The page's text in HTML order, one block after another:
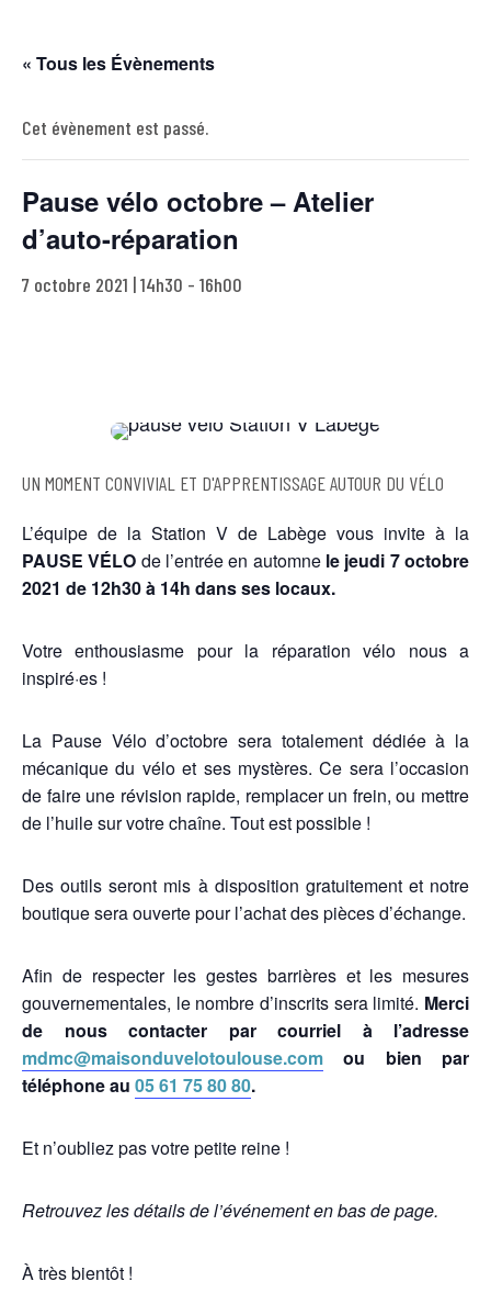
« Tous les Évènements
Cet évènement est passé.
Pause vélo octobre – Atelier
d’auto-réparation
7 octobre 2021 | 14h30 - 16h00
UN MOMENT CONVIVIAL ET D'APPRENTISSAGE AUTOUR DU VÉLO
L’équipe de la Station V de Labège vous invite à la
PAUSE VÉLO de l’entrée en automne le jeudi 7 octobre
2021 de 12h30 à 14h dans ses locaux.
Votre enthousiasme pour la réparation vélo nous a
inspiré·es !
La Pause Vélo d’octobre sera totalement dédiée à la
mécanique du vélo et ses mystères. Ce sera l’occasion
de faire une révision rapide, remplacer un frein, ou mettre
de l’huile sur votre chaîne. Tout est possible !
Des outils seront mis à disposition gratuitement et notre
boutique sera ouverte pour l’achat des pièces d’échange.
Afin de respecter les gestes barrières et les mesures
gouvernementales, le nombre d’inscrits sera limité. Merci
de nous contacter par courriel à l’adresse
mdmc@maisonduvelotoulouse.com ou bien par
téléphone au 05 61 75 80 80.
Et n’oubliez pas votre petite reine !
Retrouvez les détails de l’événement en bas de page.
À très bientôt !